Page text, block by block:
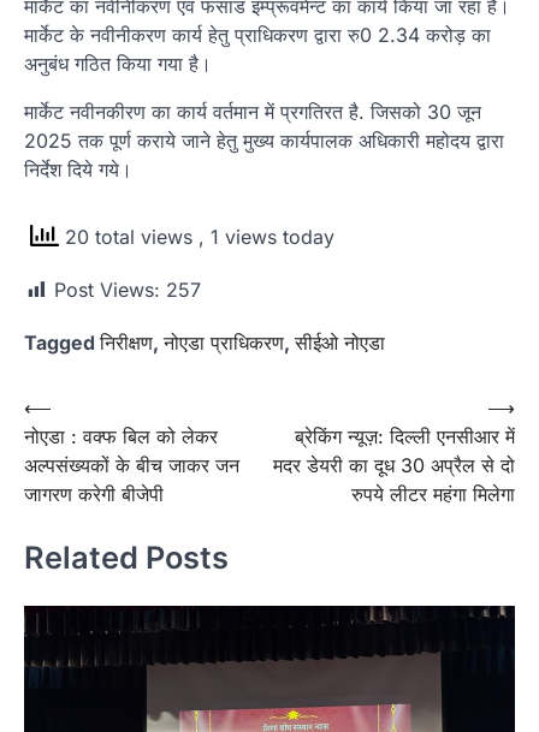
मार्केट का नवीनीकरण एवं फसाड इम्प्रूवमेन्ट का कार्य किया जा रहा है।
मार्केट के नवीनीकरण कार्य हेतु प्राधिकरण द्वारा रु0 2.34 करोड़ का
अनुबंध गठित किया गया है।
मार्केट नवीनकीरण का कार्य वर्तमान में प्रगतिरत है. जिसको 30 जून
2025 तक पूर्ण कराये जाने हेतु मुख्य कार्यपालक अधिकारी महोदय द्वारा
निर्देश दिये गये।
20 total views , 1 views today
Post Views: 257
Taggedनिरीक्षण,नोएडा प्राधिकरण,सीईओ नोएडा
Post
navigation
⟵
नोएडा : वक्फ बिल को लेकर
अल्पसंख्यकों के बीच जाकर जन
जागरण करेगी बीजेपी
ब्रेकिंग न्यूज़: दिल्ली एनसीआर में
मदर डेयरी का दूध 30 अप्रैल से दो
रुपये लीटर महंगा मिलेगा
⟶
Related Posts